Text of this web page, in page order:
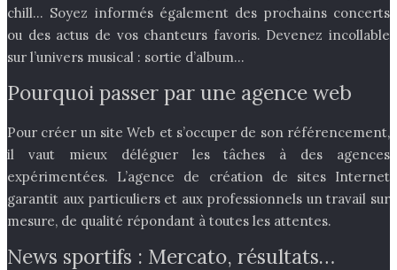
chill… Soyez informés également des prochains concerts
ou des actus de vos chanteurs favoris. Devenez incollable
sur l’univers musical : sortie d’album…
Pourquoi passer par une agence web
Pour créer un site Web et s’occuper de son référencement,
il vaut mieux déléguer les tâches à des agences
expérimentées. L’agence de création de sites Internet
garantit aux particuliers et aux professionnels un travail sur
mesure, de qualité répondant à toutes les attentes.
News sportifs : Mercato, résultats…